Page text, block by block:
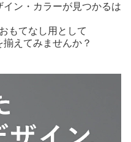
ン・カラーが見つかるは
もてなし用として
えてみませんか？